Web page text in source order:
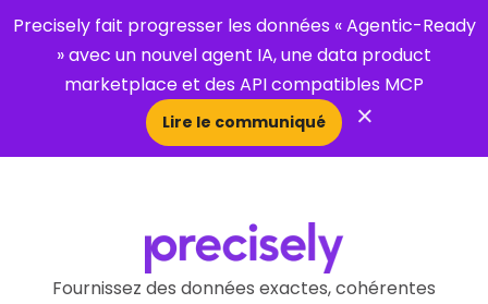
Precisely fait progresser les données « Agentic-Ready
» avec un nouvel agent IA, une data product
marketplace et des API compatibles MCP
Lire le communiqué ×
Fournissez des données exactes, cohérentes